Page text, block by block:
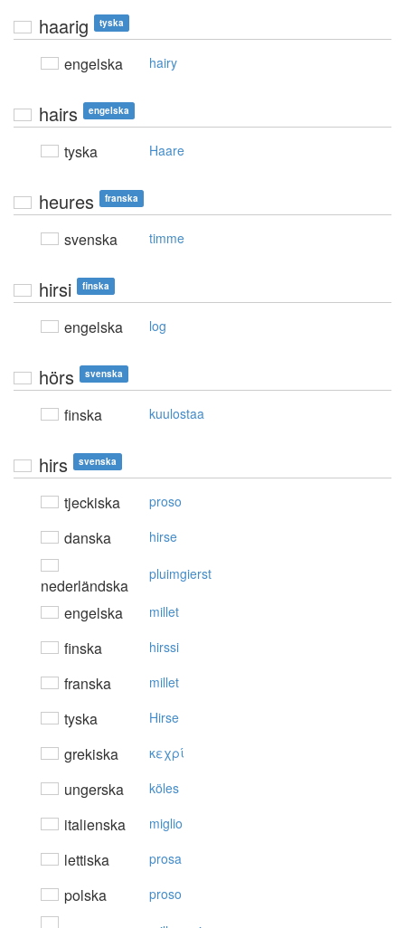
haarig tyska
engelska hairy
hairs engelska
tyska Haare
heures franska
svenska timme
hirsi finska
engelska log
hörs svenska
finska kuulostaa
hirs svenska
tjeckiska proso
danska hirse
nederländska
pluimgierst
engelska millet
finska hirssi
franska millet
tyska Hirse
grekiska κεχρί
ungerska köles
italienska miglio
lettiska prosa
polska proso